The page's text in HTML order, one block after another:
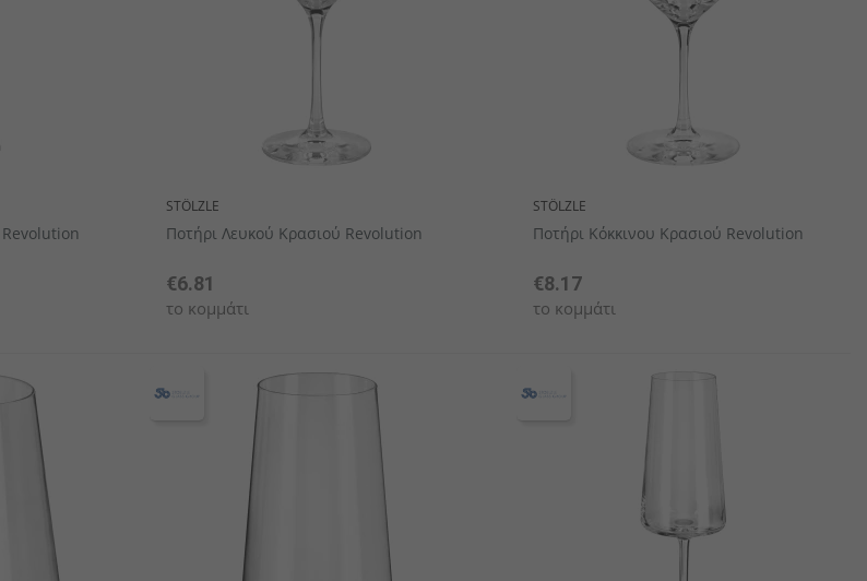
STÖLZLE
Ποτήρι Λευκού Κρασιού Revolution
€6.81
το κομμάτι
STÖLZLE
Ποτήρι Κόκκινου Κρασιού Revolution
€8.17
το κομμάτι